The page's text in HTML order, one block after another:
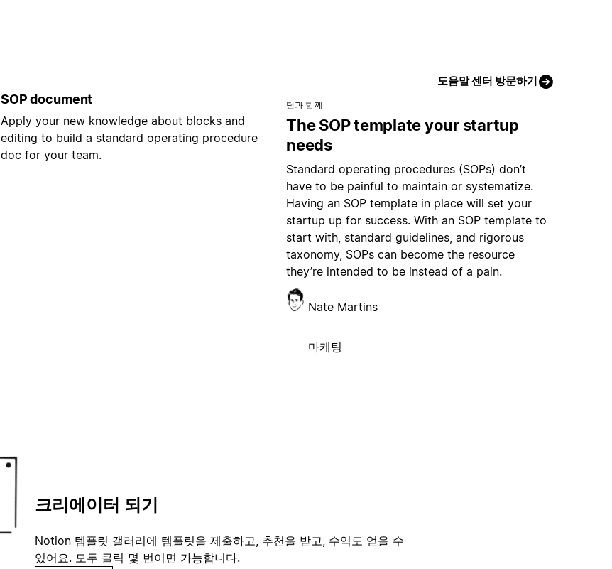
도움말 센터 방문하기
SOP document
Apply your new knowledge about blocks and
editing to build a standard operating procedure
doc for your team.
팀과 함께
The SOP template your startup
needs
Standard operating procedures (SOPs) don’t
have to be painful to maintain or systematize.
Having an SOP template in place will set your
startup up for success. With an SOP template to
start with, standard guidelines, and rigorous
taxonomy, SOPs can become the resource
they’re intended to be instead of a pain.
Nate Martins
마케팅
크리에이터 되기
Notion 템플릿 갤러리에 템플릿을 제출하고, 추천을 받고, 수익도 얻을 수
있어요. 모두 클릭 몇 번이면 가능합니다.